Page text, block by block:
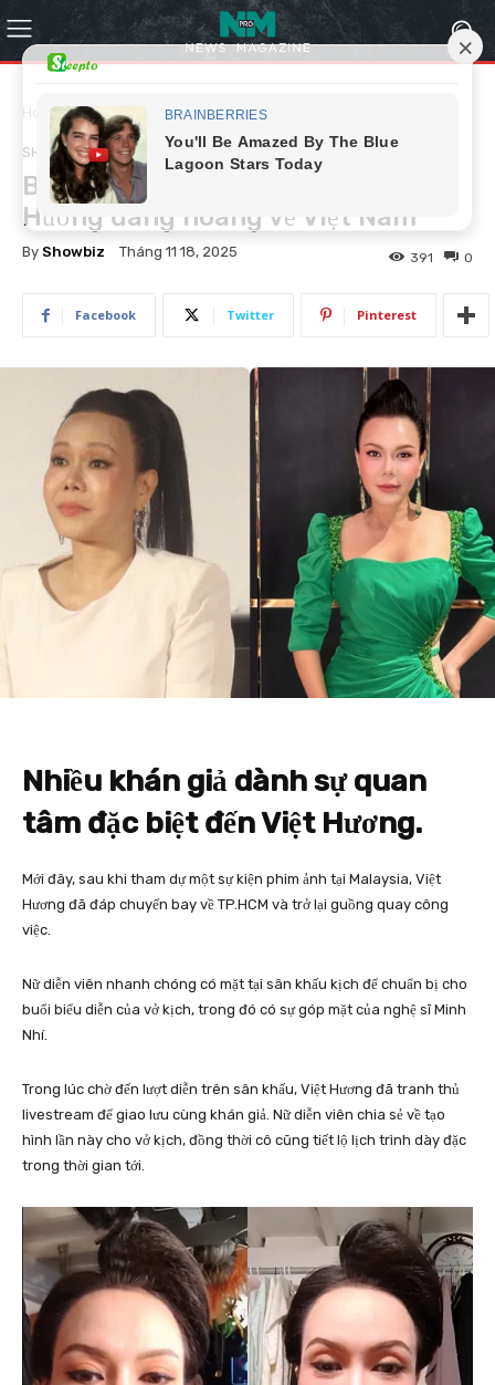
Home Showbiz
SHOWBIZ
Bị đồn lẩn trốn vì bị sờ gáy, Việt
Hương đàng hoàng về Việt Nam
By Showbiz Tháng 11 18, 2025 0
391
Facebook Twitter Pinterest
Nhiều khán giả dành sự quan
tâm đặc biệt đến Việt Hương.
Mới đây, sau khi tham dự một sự kiện phim ảnh tại Malaysia, Việt
Hương đã đáp chuyến bay về TP.HCM và trở lại guồng quay công
việc.
Nữ diễn viên nhanh chóng có mặt tại sân khấu kịch để chuẩn bị cho
buổi biểu diễn của vở kịch, trong đó có sự góp mặt của nghệ sĩ Minh
Nhí.
Trong lúc chờ đến lượt diễn trên sân khấu, Việt Hương đã tranh thủ
livestream để giao lưu cùng khán giả. Nữ diễn viên chia sẻ về tạo
hình lần này cho vở kịch, đồng thời cô cũng tiết lộ lịch trình dày đặc
trong thời gian tới.